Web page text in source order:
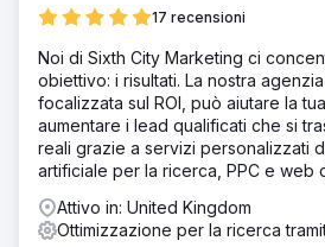
17 recensioni
Noi di Sixth City Marketing ci
obiettivo: i risultati. La nostra
focalizzata sul ROI, può aiutare la
aumentare i lead qualificati che si
reali grazie a servizi personalizzati
artificiale per la ricerca, PPC e web
Attivo in: United Kingdom
Ottimizzazione per la ricerca